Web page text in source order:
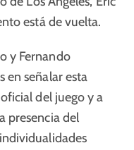
está de vuelta.
y Fernando
en señalar esta
del juego y a
presencia del